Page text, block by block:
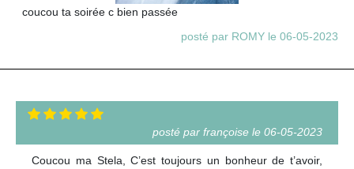
coucou ta soirée c bien passée
posté par ROMY le 06-05-2023
posté par françoise le 06-05-2023
Coucou ma Stela, C’est toujours un bonheur de t’avoir,